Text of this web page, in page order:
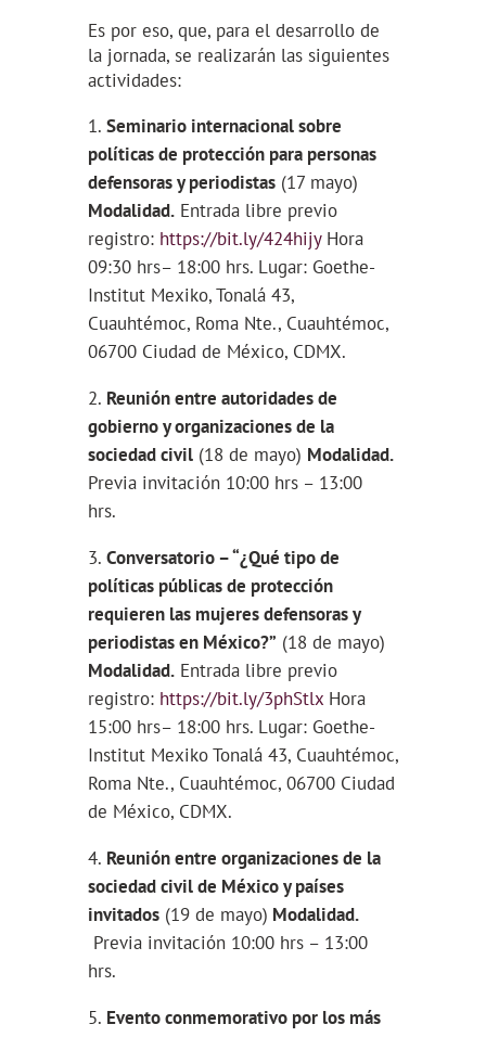
Es por eso, que, para el desarrollo de
la jornada, se realizarán las siguientes
actividades:
Seminario internacional sobre
políticas de protección para personas
defensoras y periodistas(17 mayo)
Modalidad.Entrada libre previo
registro: https://bit.ly/424hijyHora
09:30 hrs– 18:00 hrs. Lugar: Goethe-
Institut Mexiko, Tonalá 43,
Cuauhtémoc, Roma Nte., Cuauhtémoc,
06700 Ciudad de México, CDMX.
Reunión entre autoridades de
gobierno y organizaciones de la
sociedad civil(18 de mayo) Modalidad.
Previa invitación 10:00 hrs – 13:00
hrs.
Conversatorio – “¿Qué tipo de
políticas públicas de protección
requieren las mujeres defensoras y
periodistas en México?” (18 de mayo)
Modalidad.Entrada libre previo
registro: https://bit.ly/3phStlx Hora
15:00 hrs– 18:00 hrs. Lugar: Goethe-
Institut Mexiko Tonalá 43, Cuauhtémoc,
Roma Nte., Cuauhtémoc, 06700 Ciudad
de México, CDMX.
Reunión entre organizaciones de la
sociedad civil de México y países
invitados(19 de mayo) Modalidad.
Previa invitación 10:00 hrs – 13:00
hrs.
Evento conmemorativo por los más